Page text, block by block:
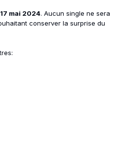
17 mai 2024. Aucun single ne sera
conserver la surprise du